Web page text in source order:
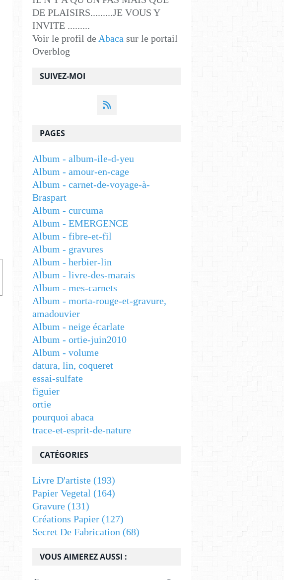
SUIVEZ-MOI
DE PLAISIRS.........JE VOUS Y
INVITE .........
Voir le profil de Abaca sur le portail
Overblog
VOUS AIMEREZ AUSSI :
PAGES
Album - album-ile-d-yeu
Album - amour-en-cage
Album - carnet-de-voyage-à-
Braspart
Album - curcuma
Album - EMERGENCE
Album - fibre-et-fil
Album - gravures
Album - herbier-lin
Album - livre-des-marais
Album - mes-carnets
Album - morta-rouge-et-gravure,
amadouvier
Album - neige écarlate
Album - ortie-juin2010
Album - volume
datura, lin, coqueret
essai-sulfate
figuier
ortie
pourquoi abaca
trace-et-esprit-de-nature
CATÉGORIES
Livre D'artiste (193)
Papier Vegetal (164)
Gravure (131)
Créations Papier (127)
Secret De Fabrication (68)